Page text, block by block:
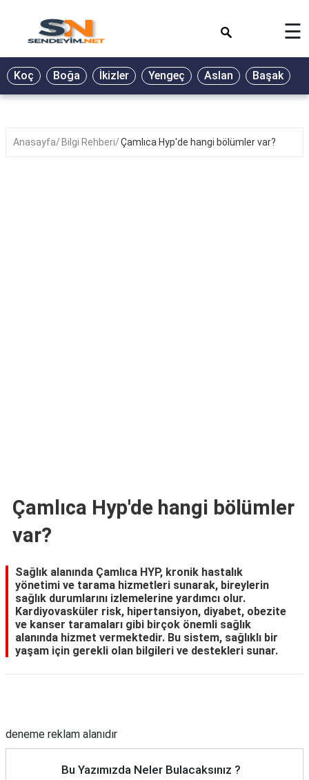
BİYOGRAFİ
GALERİ
☰
Koç Boğa İkizler Yengeç Aslan Başak
Anasayfa Bilgi Rehberi Çamlıca Hyp'de hangi bölümler var?
Çamlıca Hyp'de hangi bölümler
var?
Sağlık alanında Çamlıca HYP, kronik hastalık
yönetimi ve tarama hizmetleri sunarak, bireylerin
sağlık durumlarını izlemelerine yardımcı olur.
Kardiyovasküler risk, hipertansiyon, diyabet, obezite
ve kanser taramaları gibi birçok önemli sağlık
alanında hizmet vermektedir. Bu sistem, sağlıklı bir
yaşam için gerekli olan bilgileri ve destekleri sunar.
deneme reklam alanıdır
Bu Yazımızda Neler Bulacaksınız ?